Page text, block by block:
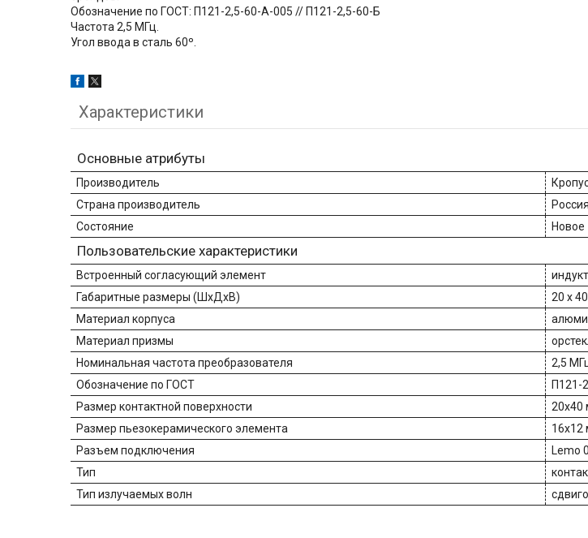
Обозначение по ГОСТ: П121-2,5-60-А-005 // П121-2,5-60-Б
Частота 2,5 МГц.
Угол ввода в сталь 60º.
Характеристики
Основные атрибуты
Производитель
Страна производитель
Россия
Состояние
Новое
Пользовательские характеристики
Встроенный согласующий элемент
Габаритные размеры (ШхДхВ)
20 х
Материал корпуса
Материал призмы
Номинальная частота преобразователя
2,5
Обозначение по ГОСТ
П121-
Размер контактной поверхности
20х40
Размер пьезокерамического элемента
16х12
Разъем подключения
Lemo
Тип
Тип излучаемых волн